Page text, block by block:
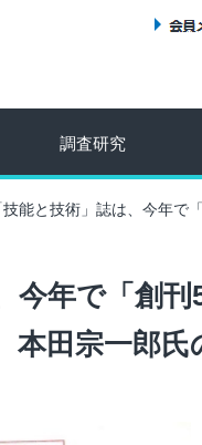
調査研究
技能と技術」誌は、今年
今年で「創
田宗一郎氏